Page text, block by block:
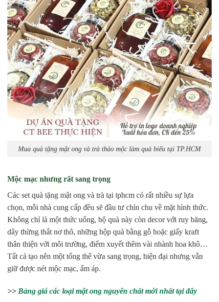
Mua quà tặng mật ong và trà thảo mộc làm quà biếu tại TP.HCM
Mộc mạc nhưng rất sang trọng
Các set quà tặng mật ong và trà tại tphcm có rất nhiều sự lựa
chọn, mỗi nhà cung cấp đều sẽ đầu tư chỉn chu về mặt hình thức.
Không chỉ là một thức uống, bộ quà này còn decor với ruy băng,
dây thừng thắt nơ thô, những hộp quà bằng gỗ hoặc giấy kraft
thân thiện với môi trường, điểm xuyết thêm vài nhành hoa khô…
Tất cả tạo nên một tổng thể vừa sang trọng, hiện đại nhưng vẫn
giữ được nét mộc mạc, ấm áp.
>> Bảng giá các loại mật ong nguyên chất mới nhất tại đây